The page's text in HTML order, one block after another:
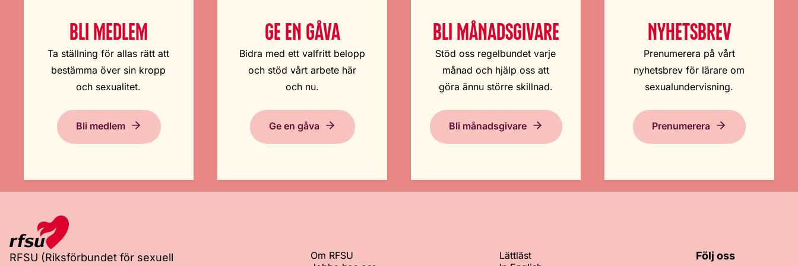
BLI MEDLEM
Ta ställning för allas rätt att
bestämma över sin kropp
och sexualitet.
Bli medlem
GE EN GÅVA
Bidra med ett valfritt belopp
och stöd vårt arbete här
och nu.
Ge en gåva
BLI MÅNADSGIVARE
Stöd oss regelbundet varje
månad och hjälp oss att
göra ännu större skillnad.
Bli månadsgivare
NYHETSBREV
Prenumerera på vårt
nyhetsbrev för lärare om
sexualundervisning.
Prenumerera
RFSU (Riksförbundet för sexuell
Om RFSU
Lättläst
Följ oss